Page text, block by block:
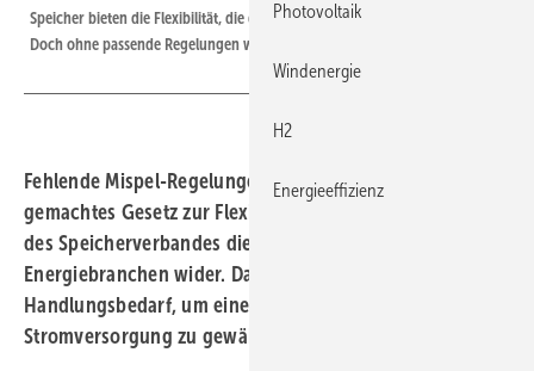
Speicher bieten die Flexibilität, die das Energiesystem der Zukunft braucht.
Doch ohne passende Regelungen werden sie nicht gebaut.
Fehlende Mispel-Regelungen und ein schlecht
gemachtes Gesetz zur Flexibilisierung spiegeln aus Sicht
des Speicherverbandes die derzeitige Situation für die
Energiebranchen wider. Dabei besteht dringender
Handlungsbedarf, um eine sichere und bezahlbare
Stromversorgung zu gewährleisten.
Photovoltaik
Windenergie
H2
Energieeffizienz